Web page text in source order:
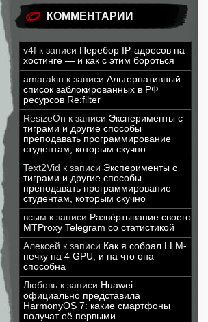
КОММЕНТАРИИ
v4f к записи Перебор IP-адресов на
хостинге — и как с этим бороться
amarakin к записи Альтернативный
список заблокированных в РФ
ресурсов Re:filter
ResizeOn к записи Эксперименты с
тиграми и другие способы
преподавать программирование
студентам, которым скучно
Text2Vid к записи Эксперименты с
тиграми и другие способы
преподавать программирование
студентам, которым скучно
всым к записи Развёртывание своего
MTProxy Telegram со статистикой
Алексей к записи Как я собрал LLM-
печку на 4 GPU, и на что она
способна
Любовь к записи Huawei
официально представила
HarmonyOS 7: какие смартфоны
получат её первыми